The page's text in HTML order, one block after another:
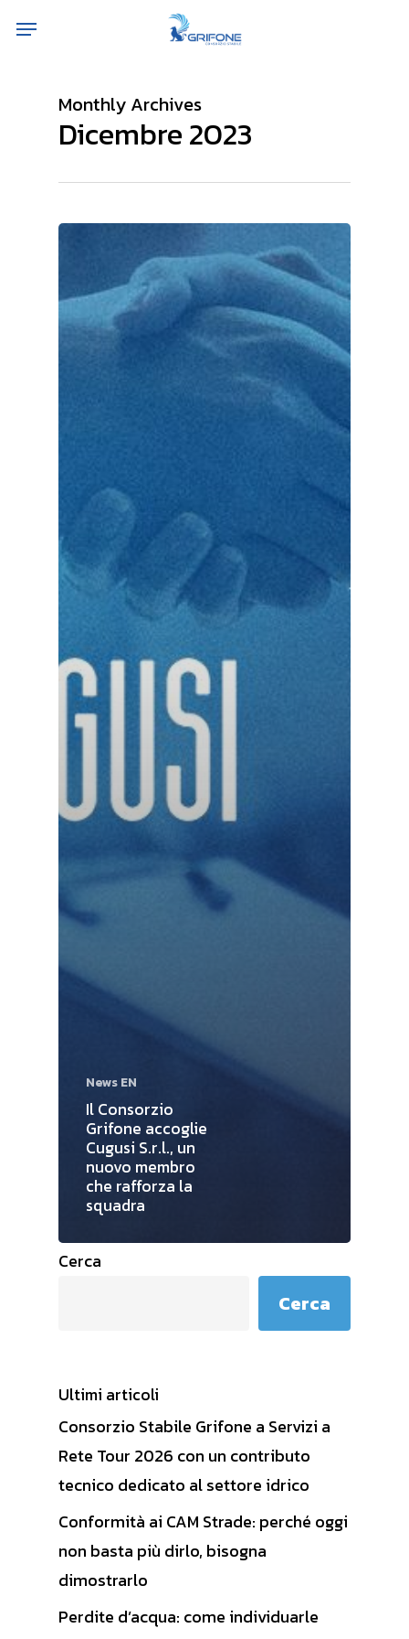
Menu
Monthly Archives
Dicembre 2023
News EN
Il Consorzio
Grifone accoglie
Cugusi S.r.l., un
nuovo membro
che rafforza la
squadra
Cerca
Cerca
Ultimi articoli
Consorzio Stabile Grifone a Servizi a
Rete Tour 2026 con un contributo
tecnico dedicato al settore idrico
Conformità ai CAM Strade: perché oggi
non basta più dirlo, bisogna
dimostrarlo
Perdite d’acqua: come individuarle